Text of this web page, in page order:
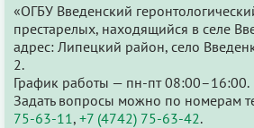
«ОГБУ Введенский
престарелых, находящийся в селе
адрес: Липецкий район, село
2.
График работы — пн-пт 08:00–16:00.
Задать вопросы можно по номерам
75-63-11 , +7 (4742) 75-63-42.